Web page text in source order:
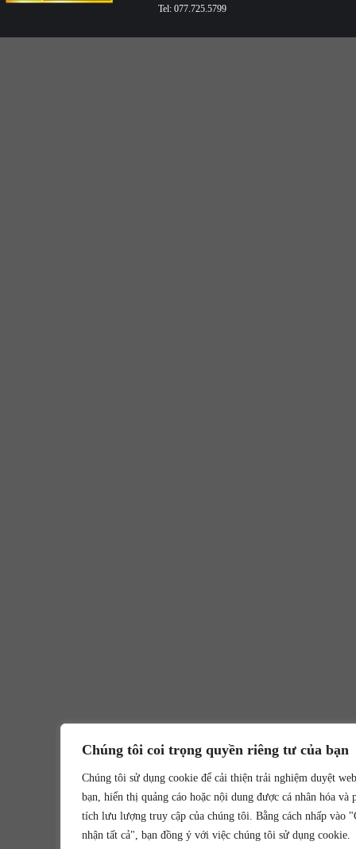
Chúng tôi coi trọng quyền riêng tư của bạn
Chúng tôi sử dụng cookie để cải thiện trải nghiệm duyệt
bạn, hiển thị quảng cáo hoặc nội dung được cá nhân hóa và
tích lưu lượng truy cập của chúng tôi. Bằng cách nhấp vào
nhận tất cả", bạn đồng ý với việc chúng tôi sử dụng cookie.
Tel: 077.725.5799